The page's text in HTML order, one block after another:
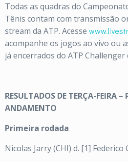
Todas as quadras do
Tênis contam com transmissão
stream da ATP. Acesse
acompanhe os jogos ao vivo ou
já encerrados do ATP Challenger
RESULTADOS DE TERÇA-FEIRA –
ANDAMENTO
Primeira rodada
Nicolas Jarry (CHI) d. [1] Federico